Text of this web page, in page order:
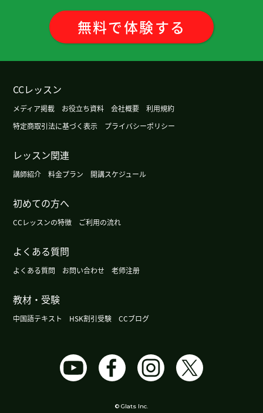
謝謝！( 40代 女性 )
に合格することができました。しかも、読み取り
問題は満点でした。先生と一緒にテキストを勉強
したおかげです。この１年半で読む力が付いたと感
じています。中国の生活ではスマホが普及している
で、中国での生活が快適になりました。しかし、ま
だ聴く力と話す力は足りません。アウトプットを
多め勉強したいと思います。引き続き４級に向けて
勉強をしていきたいと思います。これからもよろし
くお願いします。
謝謝！( 40代 女性 )
HSK3級とHSKK初級の受験が終わりました。結果
はまだわかりませんが、先生と一緒に、１年と２
だけて、感謝しています。細かいテクニックや、テ
ストへの気持ちの持ち方までご指導いただき、テス
ました。これからもコツコツ続けて、次は４級を目
無料で体験する
CCレッスン
メディア掲載 お役立ち資料 会社概要
利用規約
特定商取引法に基づく表示
プライバシーポリシー
レッスン関連
講師紹介 料金プラン 開講スケジュール
初めての方へ
CCレッスンの特徴 ご利用の流れ
よくある質問
よくある質問 お問い合わせ 老师注册
教材・受験
中国語テキスト HSK割引受験 CCブログ
© Glats Inc.